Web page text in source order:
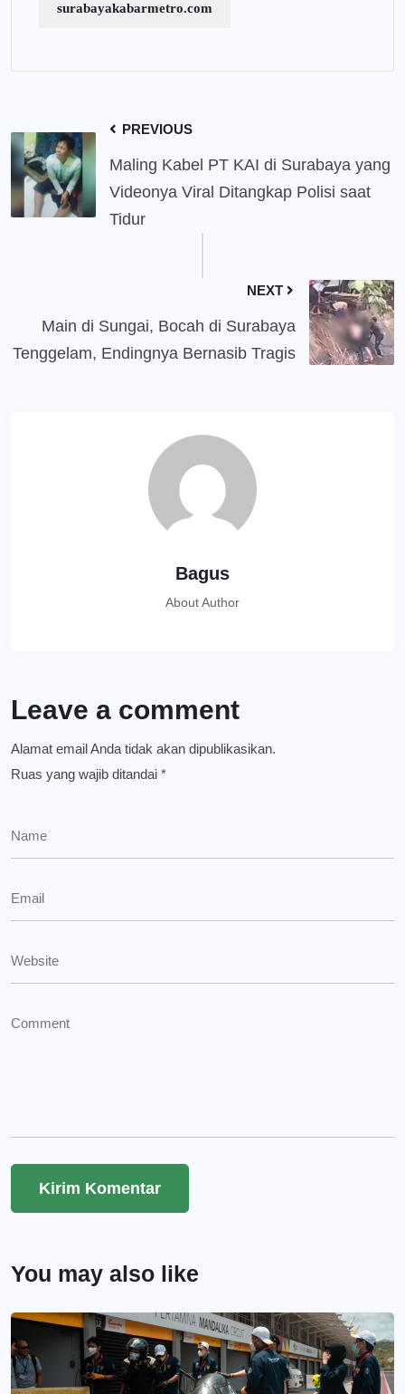
surabayakabarmetro.com
PREVIOUS
Maling Kabel PT KAI di Surabaya yang
Videonya Viral Ditangkap Polisi saat
Tidur
NEXT
Main di Sungai, Bocah di Surabaya
Tenggelam, Endingnya Bernasib Tragis
Bagus
About Author
Leave a comment
Alamat email Anda tidak akan dipublikasikan.
Ruas yang wajib ditandai *
You may also like